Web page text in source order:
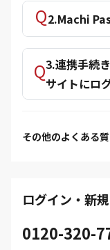
2.Machi
3.連携手続
サイトにロ
その他のよくある
ログイン・新
0120-320-